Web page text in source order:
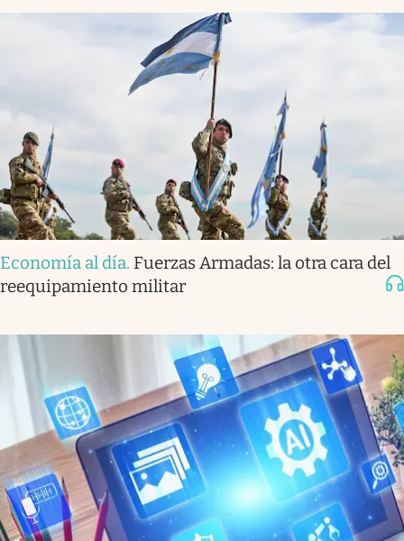
Economía al día. Fuerzas Armadas: la otra cara del
reequipamiento militar